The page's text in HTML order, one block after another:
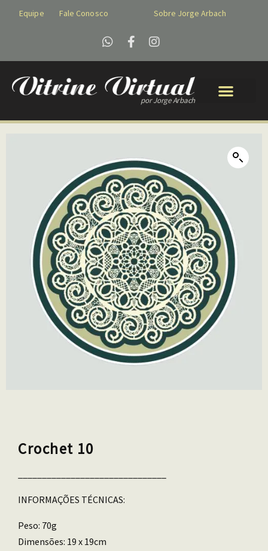
Equipe Fale Conosco Sobre Jorge Arbach
por Jorge Arbach
Crochet 10
INFORMAÇÕES TÉCNICAS:
Peso: 70g
Dimensões: 19 x 19cm